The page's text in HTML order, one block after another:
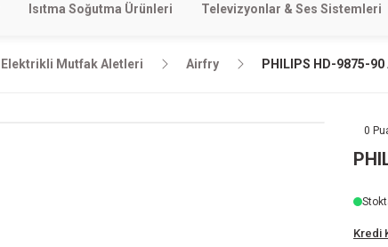
Isıtma Soğutma Ürünleri Televizyonlar & Ses Sistemleri
Elektrikli Mutfak Aletleri Airfry PHILIPS HD-9875-90
0
Kredi